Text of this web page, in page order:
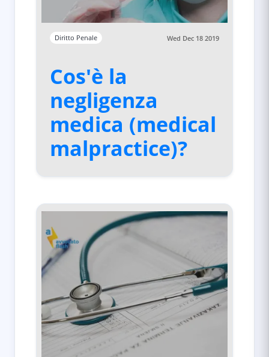
Diritto Penale Wed Dec 18 2019
Cos'è la
negligenza
medica (medical
malpractice)?